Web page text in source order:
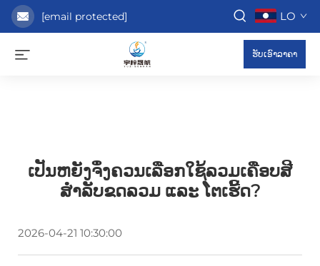
[email protected] LO
ຮັບເອົາລາຄາ
ເປັນຫຍັງຈຶ່ງຄວນເລືອກໃຊ້ລວມເຄືອບສີ
ສຳລັບຂດລວມ ແລະ ໂຕເຮີ້ດ?
2026-04-21 10:30:00